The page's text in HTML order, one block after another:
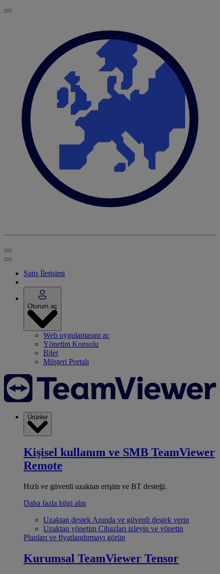
Satış İletişimi
Oturum aç
Web uygulamasını aç
Yönetim Konsolu
Bilet
Müşteri Portalı
Ürünler
Kişisel kullanım ve SMB TeamViewer
Remote
Hızlı ve güvenli uzaktan erişim ve BT desteği.
Daha fazla bilgi alın
Uzaktan destek Anında ve güvenli destek verin
Uzaktan yönetim Cihazları izleyin ve yönetin
Planları ve fiyatlandırmayı görün
Kurumsal TeamViewer Tensor